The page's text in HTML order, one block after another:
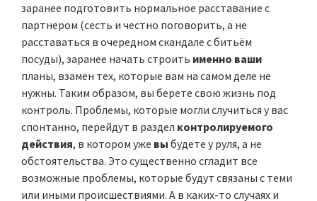
заранее подготовить нормальное расставание с
партнером (сесть и честно поговорить, а не
расставаться в очередном скандале с битьём
посуды), заранее начать строить именно ваши
планы, взамен тех, которые вам на самом деле не
нужны. Таким образом, вы берете свою жизнь под
контроль. Проблемы, которые могли случиться у вас
спонтанно, перейдут в раздел контролируемого
действия, в котором уже вы будете у руля, а не
обстоятельства. Это существенно сгладит все
возможные проблемы, которые будут связаны с теми
или иными происшествиями. А в каких-то случаях и